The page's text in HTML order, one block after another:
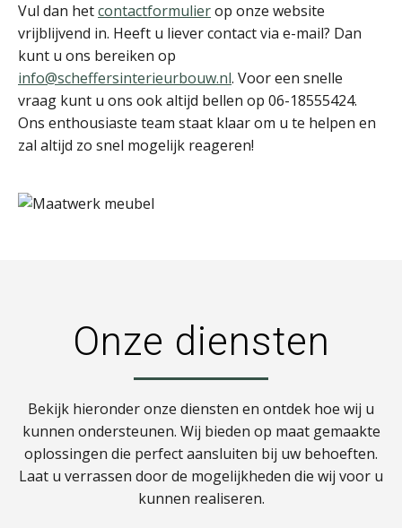
Vul dan hetcontactformulierop onze website
vrijblijvend in. Heeft u liever contact via e-mail? Dan
kunt u ons bereiken op
info@scheffersinterieurbouw.nl. Voor een snelle
vraag kunt u ons ook altijd bellen op 06-18555424.
Ons enthousiaste team staat klaar om u te helpen en
zal altijd zo snel mogelijk reageren!
Onze diensten
Bekijk hieronder onze diensten en ontdek hoe wij u
kunnen ondersteunen. Wij bieden op maat gemaakte
oplossingen die perfect aansluiten bij uw behoeften.
Laat u verrassen door de mogelijkheden die wij voor u
kunnen realiseren.